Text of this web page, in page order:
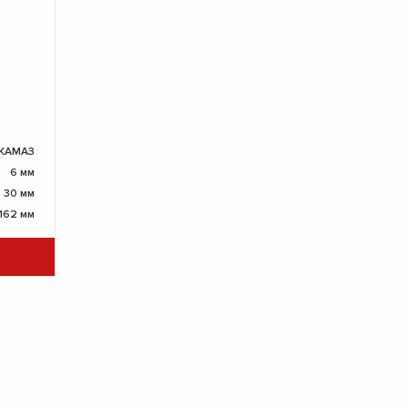
6 мм
30 мм
мм